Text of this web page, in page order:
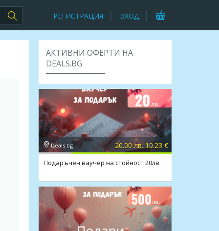
РЕГИСТРАЦИЯ ВХОД
АКТИВНИ ОФЕРТИ НА
DEALS.BG
Deals.bg 20.00 лв. 10.23 €
Подаръчен ваучер на стойност 20лв